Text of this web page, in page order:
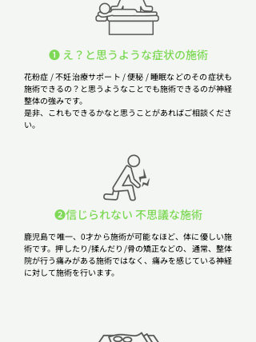
❶ え？と思うような症状の施術
花粉症 / 不妊治療サポート / 便秘 / 睡眠などのその症状も
施術できるの？と思うようなことでも施術できるのが神経
整体の強みです。
​是非、これもできるかなと思うことがあればご相談くださ
い。
❷信じられない 不思議な施術
鹿児島で唯一、0才から施術が可能なほど、体に優しい施
術です。押したり/揉んだり/骨の矯正などの、通常、整体
院が行う痛みがある施術ではなく、痛みを感じている神経
に対して施術を行います。